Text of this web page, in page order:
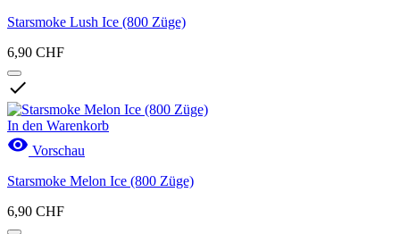
Starsmoke Lush Ice (800 Züge)
6,90 CHF

In den Warenkorb
 Vorschau
Starsmoke Melon Ice (800 Züge)
6,90 CHF